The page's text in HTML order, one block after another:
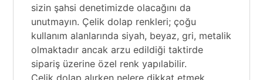
sizin şahsi denetimizde olacağını da
unutmayın. Çelik dolap renkleri; çoğu
kullanım alanlarında siyah, beyaz, gri, metalik
olmaktadır ancak arzu edildiği taktirde
sipariş üzerine özel renk yapılabilir.
Çelik dolap alırken nelere dikkat etmek